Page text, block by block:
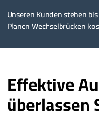
Unseren Kunden stehen
Planen Wechselbrücken
Effektive
überlassen